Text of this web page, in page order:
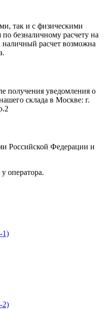
так и с физическими
безналичному расчету на
расчет возможна
получения уведомления о
склада в Москве: г.
Российской Федерации и
оператора.
1)
2)